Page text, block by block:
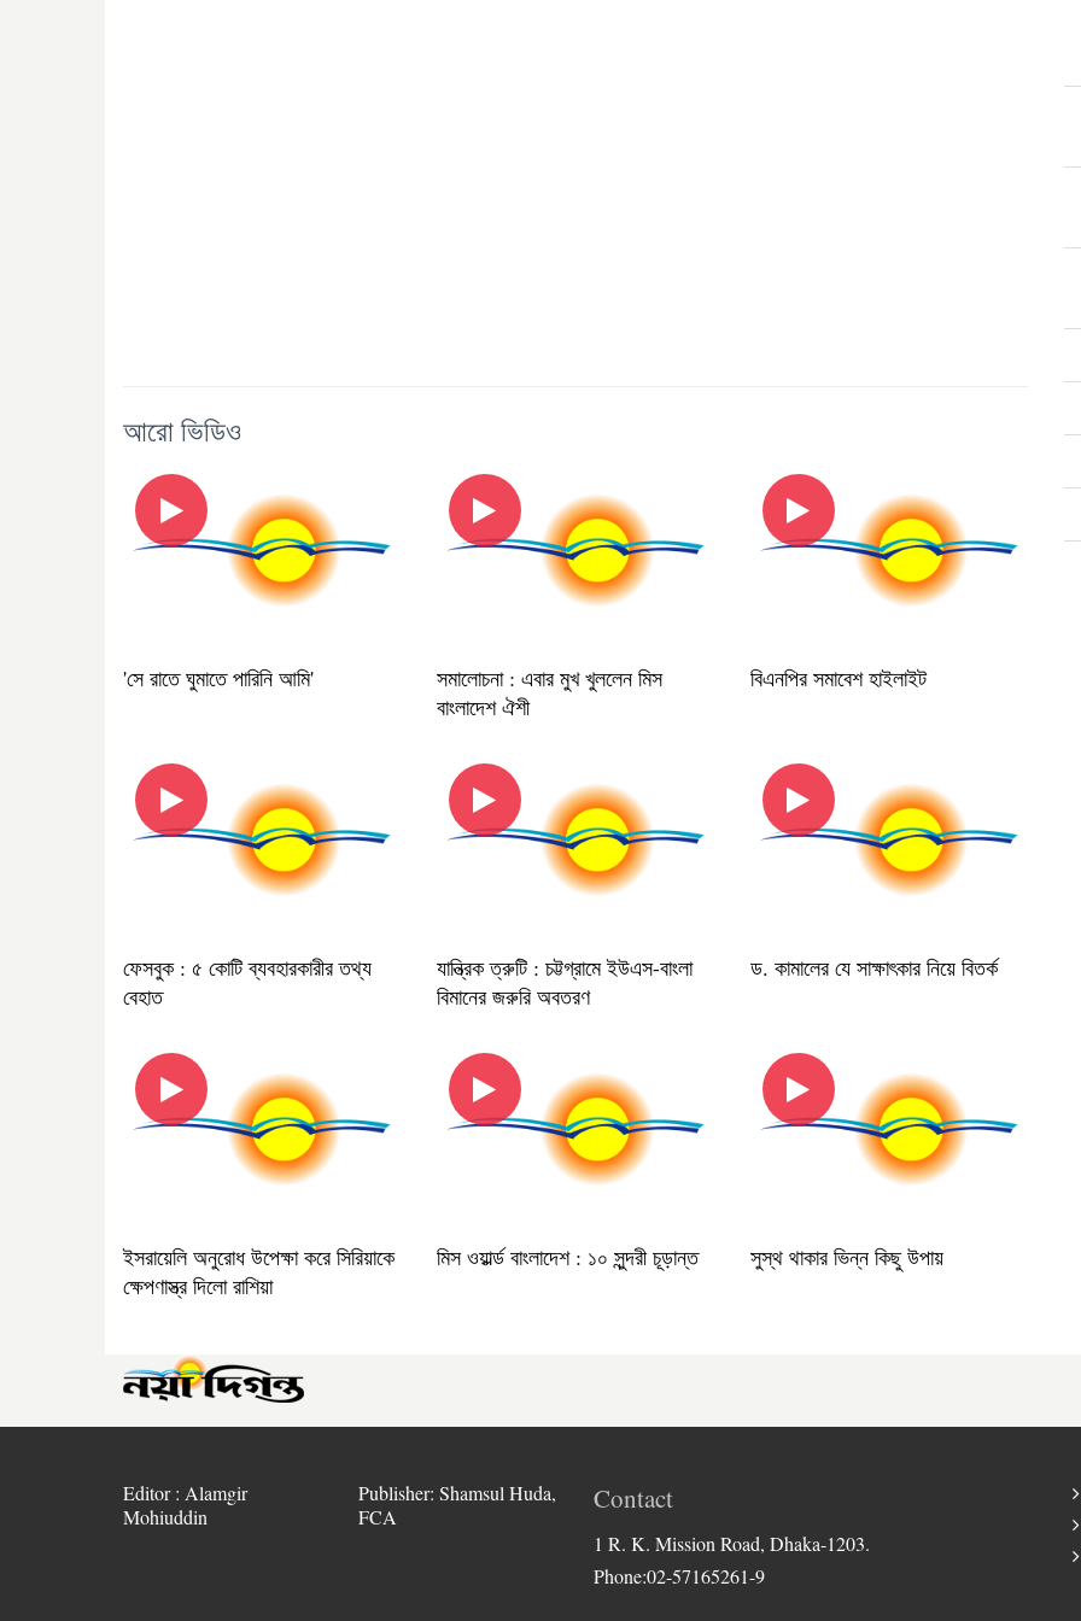
আরো ভিডিও
'সে রাতে ঘুমাতে পারিনি আমি'
সমালোচনা : এবার মুখ খুললেন মিস
বাংলাদেশ ঐশী
বিএনপির সমাবেশ হাইলাইট
ফেসবুক : ৫ কোটি ব্যবহারকারীর তথ্য
বেহাত
যান্ত্রিক ত্রুটি : চট্টগ্রামে ইউএস-বাংলা
বিমানের জরুরি অবতরণ
ড. কামালের যে সাক্ষাৎকার নিয়ে বিতর্ক
ইসরায়েলি অনুরোধ উপেক্ষা করে সিরিয়াকে
ক্ষেপণাস্ত্র দিলো রাশিয়া
মিস ওয়ার্ল্ড বাংলাদেশ : ১০ সুন্দরী চূড়ান্ত সুস্থ থাকার ভিন্ন কিছু উপায়
Editor : Alamgir
Mohiuddin
Publisher: Shamsul Huda,
FCA
Contact
1 R. K. Mission Road, Dhaka-1203.
Phone:02-57165261-9